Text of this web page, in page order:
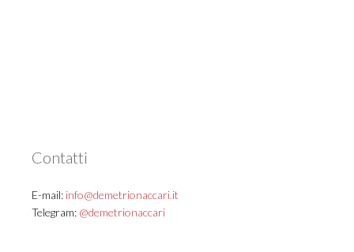
Contatti
E-mail: info@demetrionaccari.it
Telegram: @demetrionaccari